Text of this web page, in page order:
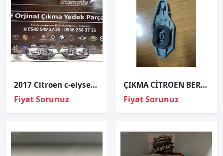
2017 Citroen c-elysee sağ sol far orjinal çıkma
Fiyat Sorunuz
ÇIKMA CİTROEN BERLİNGO 2008> SOL ARKA STOP DUYU
Fiyat Sorunuz